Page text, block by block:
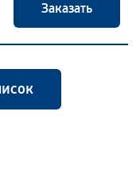
Заказать